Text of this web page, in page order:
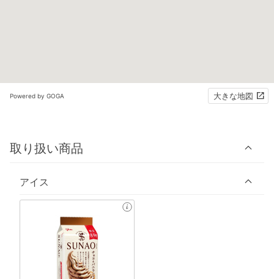
Powered by GOGA 大きな地図
取り扱い商品
アイス